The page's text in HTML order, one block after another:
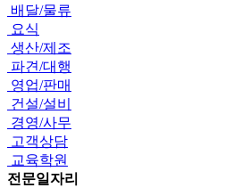
배달/물류
요식
생산/제조
파견/대행
영업/판매
건설/설비
경영/사무
고객상담
교육학원
전문일자리